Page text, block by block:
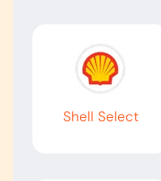
Shell Select